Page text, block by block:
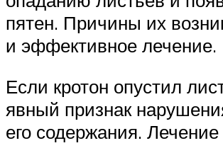
пятен. Причины их
и эффективное лечение.
Если кротон опустил
явный признак
его содержания.